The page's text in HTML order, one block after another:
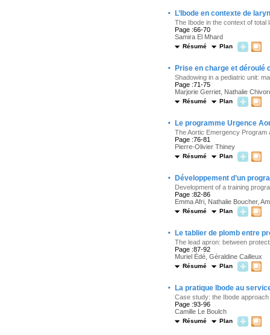
· L’Ibode en contexte de
The Ibode in the context of total
Page :66-70
Samira El Mhard
Résumé Plan
· Prise en charge et déroulé
Shadowing in a pediatric unit:
Page :71-75
Marjorie Gerriet, Nathalie
Résumé Plan
· Le programme Urgence
The Aortic Emergency Program
Page :76-81
Pierre-Olivier Thiney
Résumé Plan
· Développement d’un
Development of a training
Page :82-86
Emma Afri, Nathalie Boucher,
Résumé Plan
· Le tablier de plomb entre
The lead apron: between
Page :87-92
Muriel Édé, Géraldine Cailleux
Résumé Plan
· La pratique Ibode au
Case study: the Ibode
Page :93-96
Camille Le Boulch
Résumé Plan